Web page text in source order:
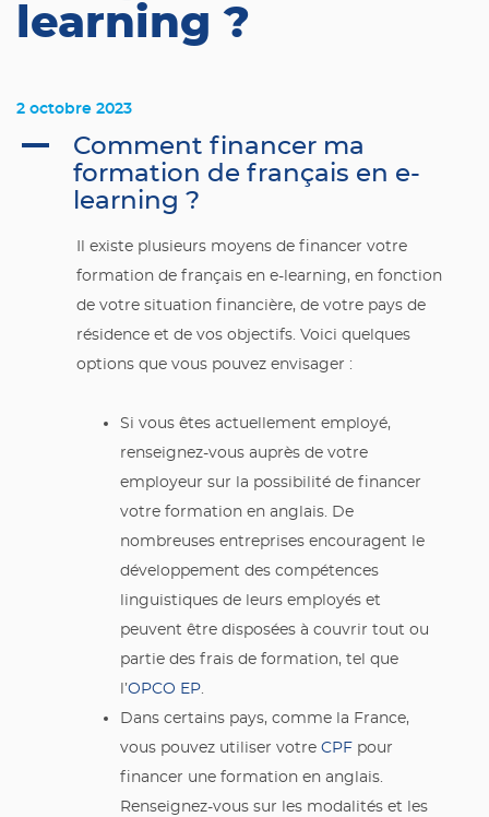
learning ?
2 octobre 2023
A
Comment financer ma
formation de français en e-
learning ?
Il existe plusieurs moyens de financer votre
formation de français en e-learning, en fonction
de votre situation financière, de votre pays de
résidence et de vos objectifs. Voici quelques
options que vous pouvez envisager :
Si vous êtes actuellement employé,
renseignez-vous auprès de votre
employeur sur la possibilité de financer
votre formation en anglais. De
nombreuses entreprises encouragent le
développement des compétences
linguistiques de leurs employés et
peuvent être disposées à couvrir tout ou
partie des frais de formation, tel que
l’OPCO EP.
Dans certains pays, comme la France,
vous pouvez utiliser votre CPF pour
financer une formation en anglais.
Renseignez-vous sur les modalités et les